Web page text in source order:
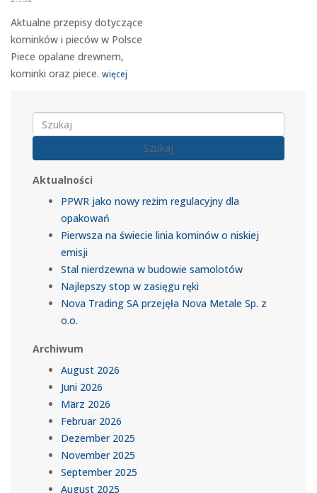
Aktualne przepisy dotyczące
kominków i pieców w Polsce
Piece opalane drewnem,
kominki oraz piece. więcej
Szukaj
Aktualności
PPWR jako nowy reżim regulacyjny dla
opakowań
Pierwsza na świecie linia kominów o niskiej
emisji
Stal nierdzewna w budowie samolotów
Najlepszy stop w zasięgu ręki
Nova Trading SA przejęła Nova Metale Sp. z
o.o.
Archiwum
August 2026
Juni 2026
März 2026
Februar 2026
Dezember 2025
November 2025
September 2025
August 2025